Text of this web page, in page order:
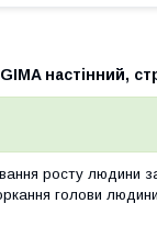
настінний,
росту людини
голови